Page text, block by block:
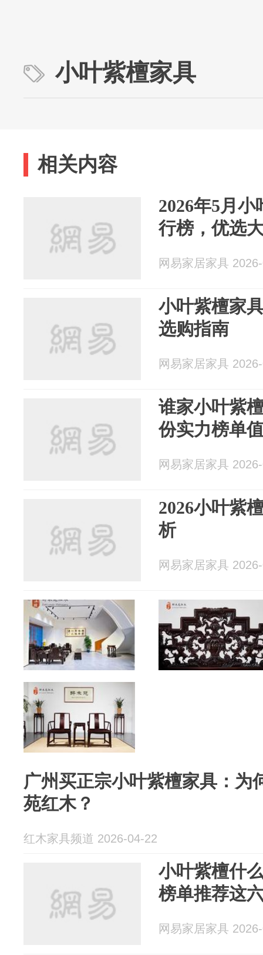
小叶紫檀家具
相关内容
2026年5月
行榜，优选
网易家居家具
小叶紫檀家
选购指南
网易家居家具
谁家小叶紫
份实力榜单
网易家居家具
2026小叶紫
析
网易家居家具
广州买正宗小叶紫檀家具：为
苑红木？
红木家具频道 2026-04-22
小叶紫檀什
榜单推荐这
网易家居家具